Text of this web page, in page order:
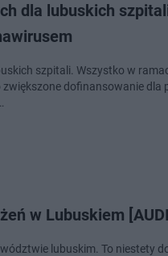
dla lubuskich
szpitali. Wszystko w
dofinansowanie dla
w Lubuskiem
lubuskim. To niestety